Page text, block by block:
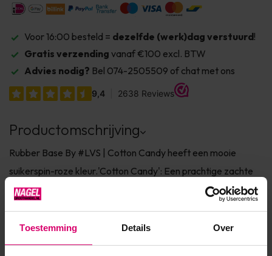
Toestemming Details Over
Voor 16:00 besteld = dezelfde (werk)dag verstuurd!
Gratis verzending vanaf €100 excl. BTW
Advies nodig? Bel 074-2505509 of chat met ons
Productomschrijving
Rubber Base By #LVS | Cotton Candy heeft een mooie
suikerspin-roze kleur.'Cotton Candy': Een prachtige zachte
roze tint welke iets transparant is en je nu dus ook met
op natuurlijke nagels!Maar hij is ook geweldig om zo te
dragen, zonder poespas, en heerlijk zoet van kleur!Hij doet